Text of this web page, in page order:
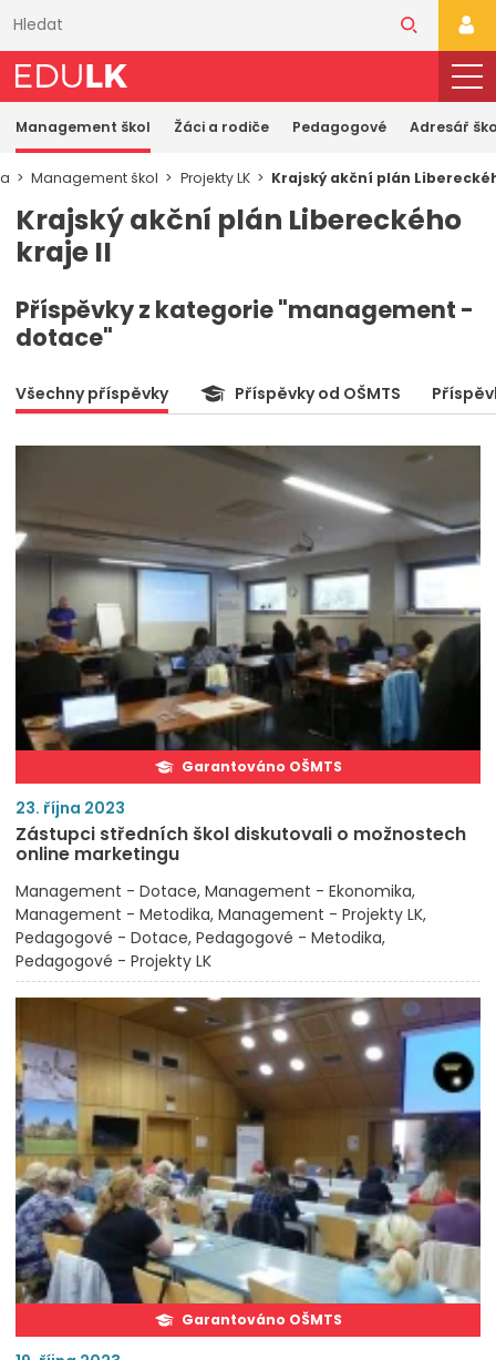
obsahu
Management škol Žáci a rodiče Pedagogové Adresář
Management škol Projekty LK Krajský akční plán
Krajský akční plán Libereckého
kraje II
Příspěvky z kategorie "management -
dotace"
Všechny příspěvky Příspěvky od OŠMTS
Garantováno OŠMTS
23. října 2023
Zástupci středních škol diskutovali o možnostech
online marketingu
Management - Dotace Management - Ekonomika
Management - Metodika Management - Projekty LK
Pedagogové - Dotace Pedagogové - Metodika
Pedagogové - Projekty LK
Garantováno OŠMTS